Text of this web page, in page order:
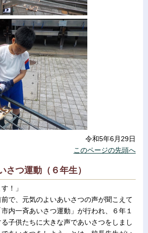
令和5年6月29日
このページの先頭へ
さつ運動（６年生）
！」
で、元気のよいあいさつの声が聞こえて
内一斉あいさつ運動」が行われ、６年１
子供たちに大きな声であいさつをしまし